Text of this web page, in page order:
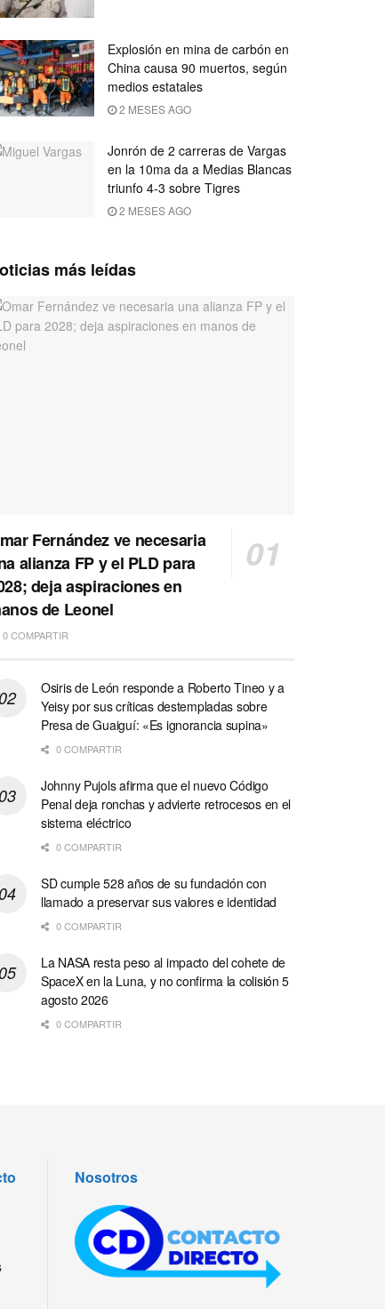
Explosión en mina de carbón en
China causa 90 muertos, según
medios estatales
2 MESES AGO
Jonrón de 2 carreras de Vargas
en la 10ma da a Medias Blancas
triunfo 4-3 sobre Tigres
2 MESES AGO
más leídas
Fernández ve necesaria
alianza FP y el PLD para
deja aspiraciones en
de Leonel
0 COMPARTIR
Osiris de León responde a Roberto Tineo y a
Yeisy por sus críticas destempladas sobre
Presa de Guaiguí: «Es ignorancia supina»
0 COMPARTIR
Johnny Pujols afirma que el nuevo Código
Penal deja ronchas y advierte retrocesos en el
sistema eléctrico
0 COMPARTIR
SD cumple 528 años de su fundación con
llamado a preservar sus valores e identidad
0 COMPARTIR
La NASA resta peso al impacto del cohete de
SpaceX en la Luna, y no confirma la colisión 5
agosto 2026
0 COMPARTIR
Nosotros